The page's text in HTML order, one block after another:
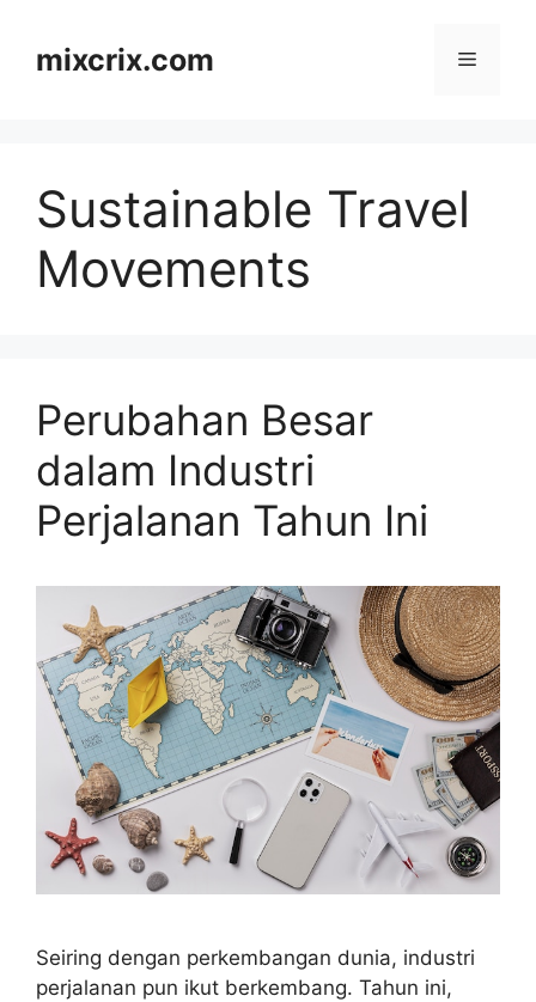
contentmixcrix.com Menu
Sustainable Travel
Movements
Perubahan Besar
dalam Industri
Perjalanan Tahun Ini
Seiring dengan perkembangan dunia, industri
perjalanan pun ikut berkembang. Tahun ini,